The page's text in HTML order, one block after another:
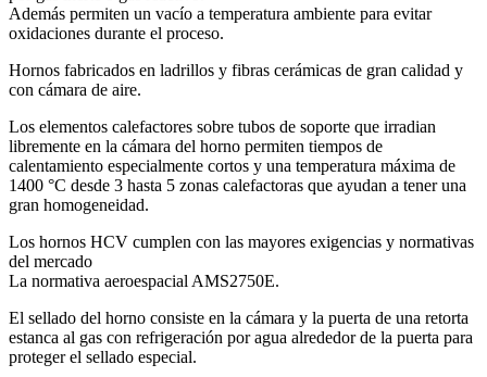
Además permiten un vacío a temperatura ambiente para evitar
oxidaciones durante el proceso.
Hornos fabricados en ladrillos y fibras cerámicas de gran calidad y
con cámara de aire.
Los elementos calefactores sobre tubos de soporte que irradian
libremente en la cámara del horno permiten tiempos de
calentamiento especialmente cortos y una temperatura máxima de
1400 °C desde 3 hasta 5 zonas calefactoras que ayudan a tener una
gran homogeneidad.
Los hornos HCV cumplen con las mayores exigencias y normativas
del mercado
La normativa aeroespacial AMS2750E.
El sellado del horno consiste en la cámara y la puerta de una retorta
estanca al gas con refrigeración por agua alrededor de la puerta para
proteger el sellado especial.